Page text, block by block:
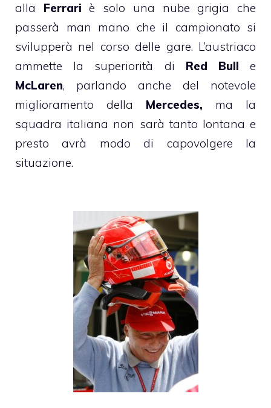
alla Ferrari è solo una nube grigia che
passerà man mano che il campionato si
svilupperà nel corso delle gare. L’austriaco
ammette la superiorità di Red Bull e
McLaren, parlando anche del notevole
miglioramento della Mercedes, ma la
squadra italiana non sarà tanto lontana e
presto avrà modo di capovolgere la
situazione.